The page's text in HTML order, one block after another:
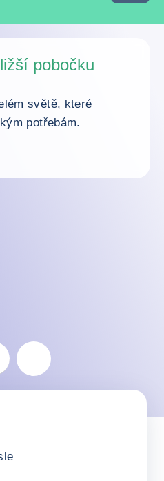
pobočku
světě, které
potřebám.